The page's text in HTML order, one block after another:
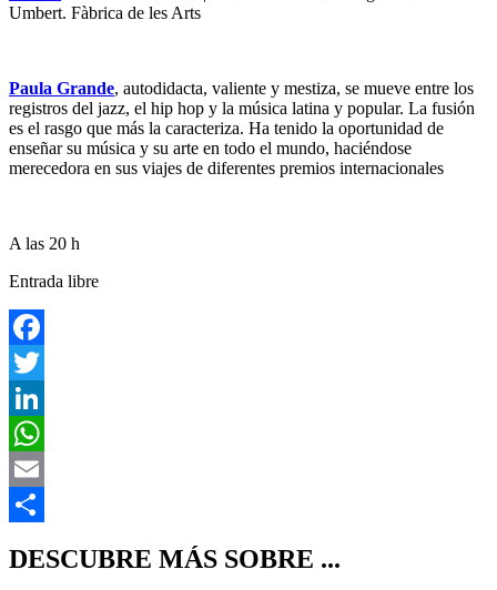
Umbert. Fàbrica de les Arts
Paula Grande, autodidacta, valiente y mestiza, se mueve entre los
registros del jazz, el hip hop y la música latina y popular. La fusión
es el rasgo que más la caracteriza. Ha tenido la oportunidad de
enseñar su música y su arte en todo el mundo, haciéndose
merecedora en sus viajes de diferentes premios internacionales
A las 20 h
Entrada libre
DESCUBRE MÁS SOBRE ...